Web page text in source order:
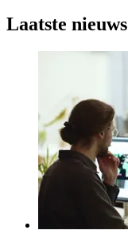
Laatste nieuws